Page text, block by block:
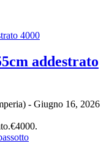
addestrato
- Giugno 16, 2026